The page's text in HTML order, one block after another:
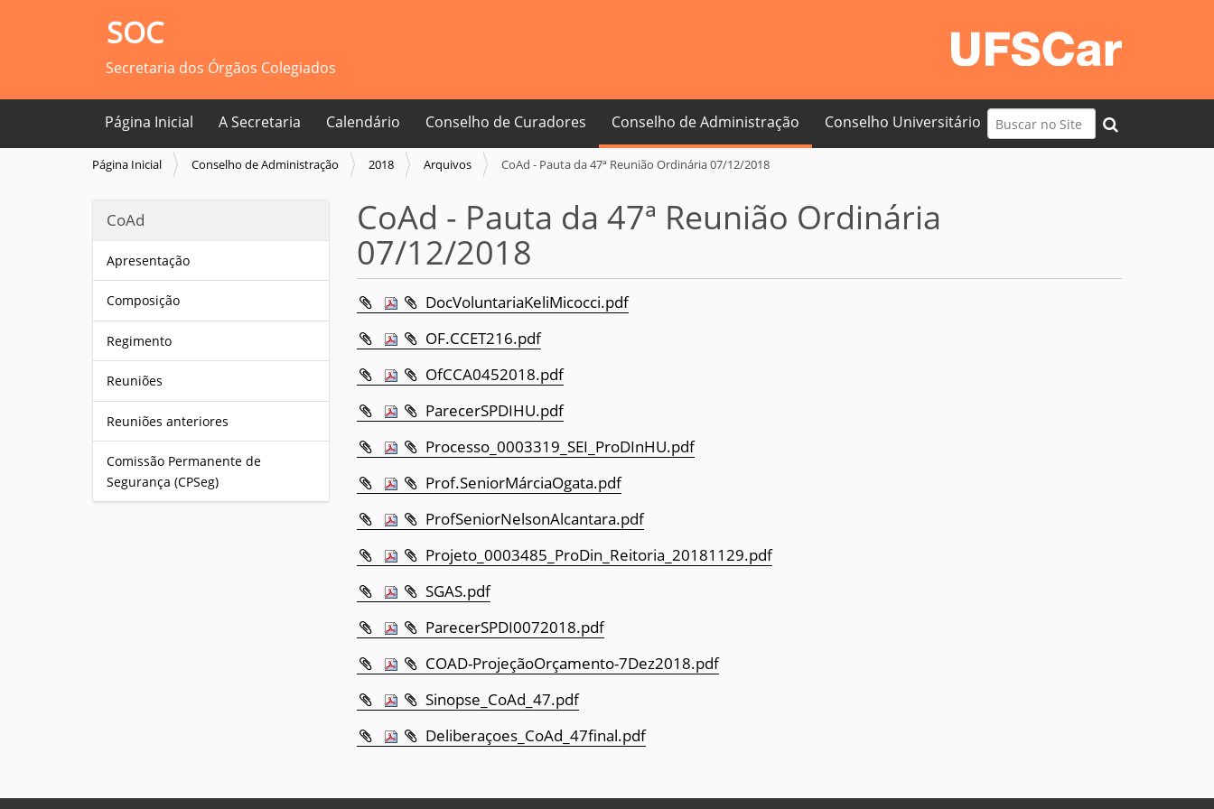
SOC
Secretaria dos Órgãos Colegiados
Busca
Busca Avançada…
Página Inicial A Secretaria Calendário Conselho de Curadores Conselho de Administração Conselho Universitário
V
e
t
Página Inicial Conselho de Administração 2018 Arquivos CoAd - Pauta da 47ª Reunião Ordinária 07/12/2018
CoAd
Apresentação
Composição
Regimento
Reuniões
Reuniões anteriores
Comissão Permanente de
Segurança (CPSeg)
CoAd - Pauta da 47ª Reunião Ordinária
07/12/2018
DocVoluntariaKeliMicocci.pdf
OF.CCET216.pdf
OfCCA0452018.pdf
ParecerSPDIHU.pdf
Processo_0003319_SEI_ProDInHU.pdf
Prof.SeniorMárciaOgata.pdf
ProfSeniorNelsonAlcantara.pdf
Projeto_0003485_ProDin_Reitoria_20181129.pdf
SGAS.pdf
ParecerSPDI0072018.pdf
COAD-ProjeçãoOrçamento-7Dez2018.pdf
Sinopse_CoAd_47.pdf
Deliberaçoes_CoAd_47final.pdf